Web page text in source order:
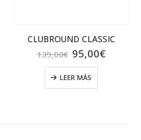
CLUBROUND CLASSIC
139,00€ El
precio
original
era:
139,00€.
95,00€El
LEER MÁS